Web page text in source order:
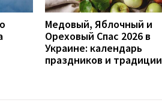
Медовый, Яблочный и
Ореховый Спас 2026 в
Украине: календарь
праздников и традиции